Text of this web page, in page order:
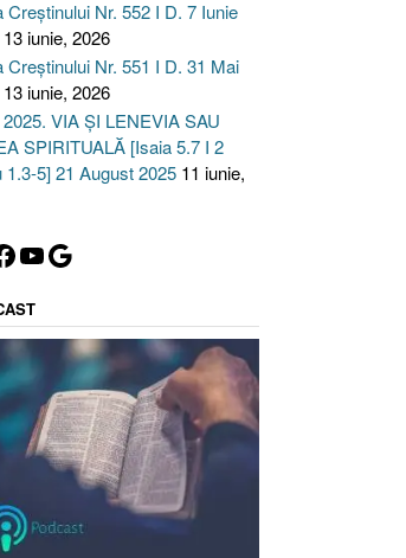
Creștinului Nr. 552 I D. 7 Iunie
13 iunie, 2026
Creștinului Nr. 551 I D. 31 Mai
13 iunie, 2026
VIA ȘI LENEVIA SAU
SPIRITUALĂ [Isaia 5.7 I 2
1.3-5] 21 August 2025 11 iunie,
YouTube
Google